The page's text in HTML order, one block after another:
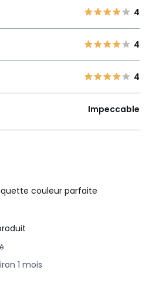
4
4
4
Impeccable
couleur parfaite
1 mois